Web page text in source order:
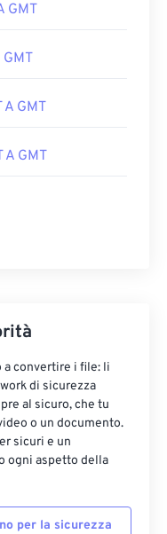
GMT
GMT
A GMT
A GMT
a convertire i file: li
di sicurezza
al sicuro, che tu
o un documento.
sicuri e un
ogni aspetto della
per la sicurezza